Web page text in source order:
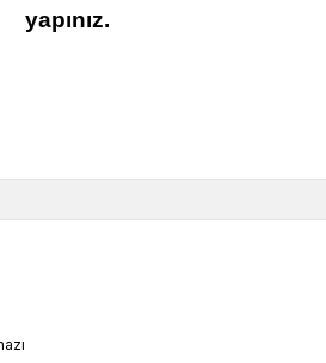
yapınız.